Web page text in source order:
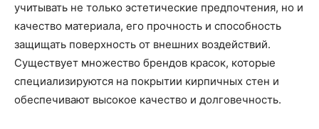
учитывать не только эстетические предпочтения, но и
качество материала, его прочность и способность
защищать поверхность от внешних воздействий.
Существует множество брендов красок, которые
специализируются на покрытии кирпичных стен и
обеспечивают высокое качество и долговечность.